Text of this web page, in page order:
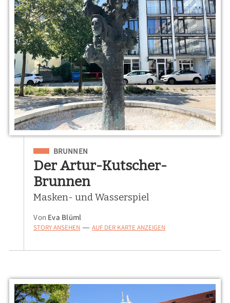
Eingeordnet unter
BRUNNEN
Der Artur-Kutscher-
Brunnen
Masken- und Wasserspiel
Von Eva Blüml
STORY ANSEHEN — AUF DER KARTE ANZEIGEN